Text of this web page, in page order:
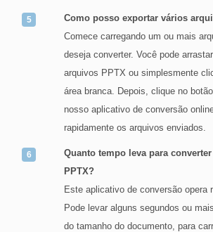
Como posso exportar vários
Comece carregando um ou mais
deseja converter. Você pode
arquivos PPTX ou simplesmente
área branca. Depois, clique no
nosso aplicativo de conversão
rapidamente os arquivos enviados.
Quanto tempo leva para
PPTX?
Este aplicativo de conversão opera
Pode levar alguns segundos ou
do tamanho do documento, para